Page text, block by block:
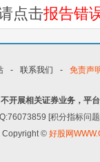
点击报告错
- 联系我们 - 免责声
开展相关证券业务，平
[积分指标问
Copyright © 好股网